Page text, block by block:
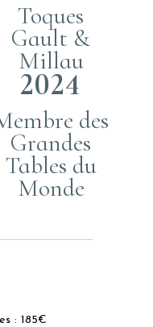
Toques
Gault &
Millau
2024
des
Grandes
Tables du
Monde
: 185€